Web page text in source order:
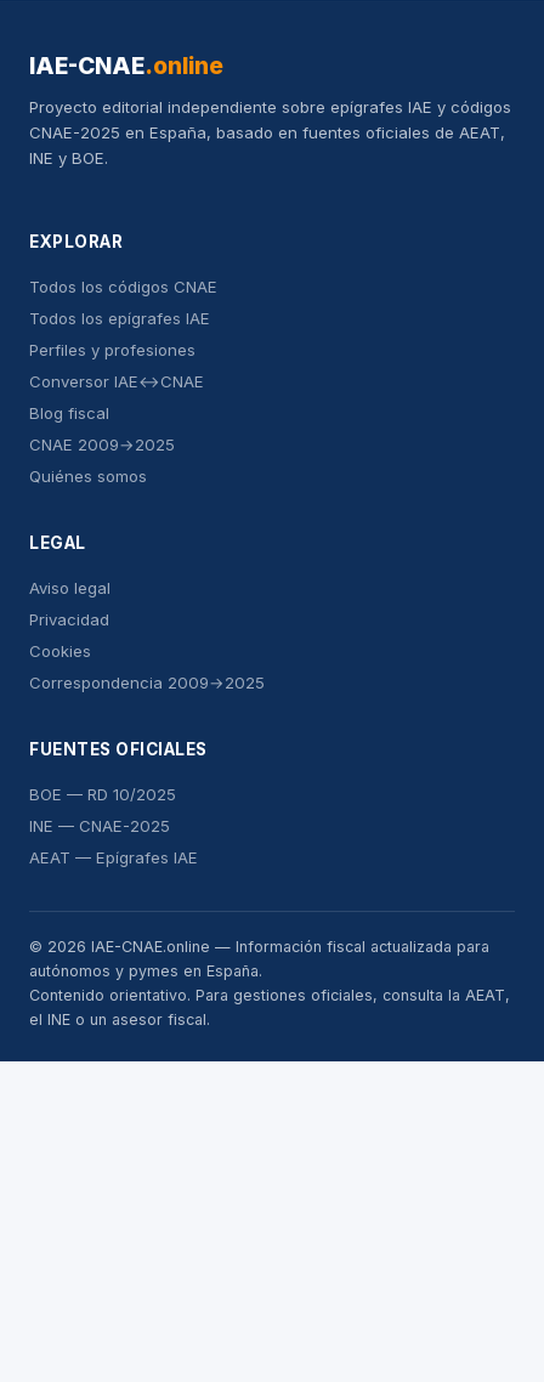
IAE-CNAE.online
Proyecto editorial independiente sobre epígrafes IAE y códigos
CNAE-2025 en España, basado en fuentes oficiales de AEAT,
INE y BOE.
EXPLORAR
Todos los códigos CNAE
Todos los epígrafes IAE
Perfiles y profesiones
Conversor IAE↔CNAE
Blog fiscal
CNAE 2009→2025
Quiénes somos
LEGAL
Aviso legal
Privacidad
Cookies
Correspondencia 2009→2025
FUENTES OFICIALES
BOE — RD 10/2025
INE — CNAE-2025
AEAT — Epígrafes IAE
© 2026 IAE-CNAE.online — Información fiscal actualizada para
autónomos y pymes en España.
Contenido orientativo. Para gestiones oficiales, consulta la AEAT,
el INE o un asesor fiscal.